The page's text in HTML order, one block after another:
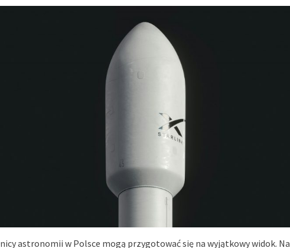
astronomii w Polsce mogą przygotować się na wyjątkowy widok. Na